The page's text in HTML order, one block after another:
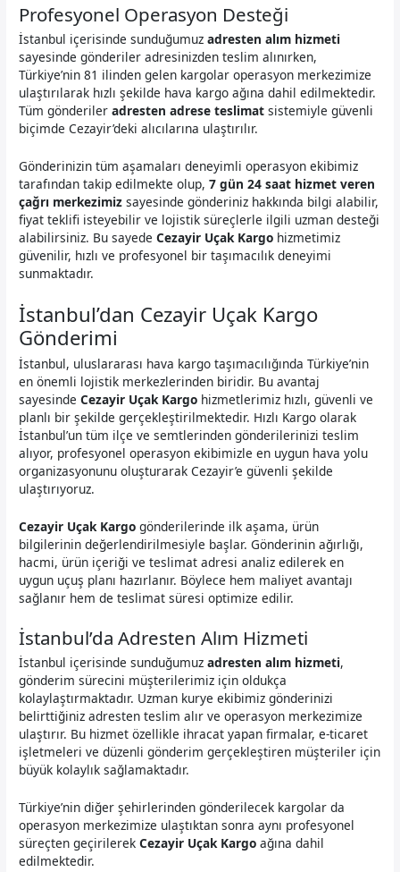
Profesyonel Operasyon Desteği
İstanbul içerisinde sunduğumuzadresten alım hizmeti
sayesinde gönderiler adresinizden teslim alınırken,
Türkiye’nin 81 ilinden gelen kargolar operasyon merkezimize
ulaştırılarak hızlı şekilde hava kargo ağına dahil edilmektedir.
Tüm gönderileradresten adrese teslimat sistemiyle güvenli
biçimde Cezayir’deki alıcılarına ulaştırılır.
Gönderinizin tüm aşamaları deneyimli operasyon ekibimiz
tarafından takip edilmekte olup,7 gün 24 saat hizmet veren
çağrı merkezimiz sayesinde gönderiniz hakkında bilgi alabilir,
fiyat teklifi isteyebilir ve lojistik süreçlerle ilgili uzman desteği
alabilirsiniz. Bu sayedeCezayir Uçak Kargo hizmetimiz
güvenilir, hızlı ve profesyonel bir taşımacılık deneyimi
sunmaktadır.
İstanbul’dan Cezayir Uçak Kargo
Gönderimi
İstanbul, uluslararası hava kargo taşımacılığında Türkiye’nin
en önemli lojistik merkezlerinden biridir. Bu avantaj
sayesindeCezayir Uçak Kargo hizmetlerimiz hızlı, güvenli ve
planlı bir şekilde gerçekleştirilmektedir. Hızlı Kargo olarak
İstanbul’un tüm ilçe ve semtlerinden gönderilerinizi teslim
alıyor, profesyonel operasyon ekibimizle en uygun hava yolu
organizasyonunu oluşturarak Cezayir’e güvenli şekilde
ulaştırıyoruz.
Cezayir Uçak Kargo gönderilerinde ilk aşama, ürün
bilgilerinin değerlendirilmesiyle başlar. Gönderinin ağırlığı,
hacmi, ürün içeriği ve teslimat adresi analiz edilerek en
uygun uçuş planı hazırlanır. Böylece hem maliyet avantajı
sağlanır hem de teslimat süresi optimize edilir.
İstanbul’da Adresten Alım Hizmeti
İstanbul içerisinde sunduğumuzadresten alım hizmeti,
gönderim sürecini müşterilerimiz için oldukça
kolaylaştırmaktadır. Uzman kurye ekibimiz gönderinizi
belirttiğiniz adresten teslim alır ve operasyon merkezimize
ulaştırır. Bu hizmet özellikle ihracat yapan firmalar, e-ticaret
işletmeleri ve düzenli gönderim gerçekleştiren müşteriler için
büyük kolaylık sağlamaktadır.
Türkiye’nin diğer şehirlerinden gönderilecek kargolar da
operasyon merkezimize ulaştıktan sonra aynı profesyonel
süreçten geçirilerekCezayir Uçak Kargo ağına dahil
edilmektedir.